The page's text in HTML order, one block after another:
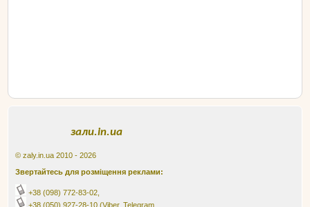
зали.in.ua
© zaly.in.ua 2010 - 2026
Звертайтесь для розміщення реклами:
+38 (098) 772-83-02
+38 (050) 927-28-10 (Viber, Telegram,